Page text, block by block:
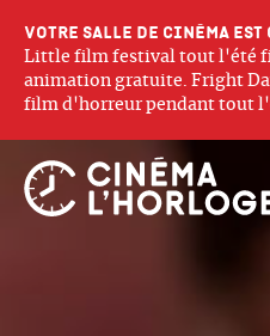
Votre salle de cinéma
Little film festival tout l'été
animation gratuite. Fright
film d'horreur pendant tout